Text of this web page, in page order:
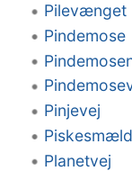
Pilevænget
Pindemose
Pinjevej
Planetvej